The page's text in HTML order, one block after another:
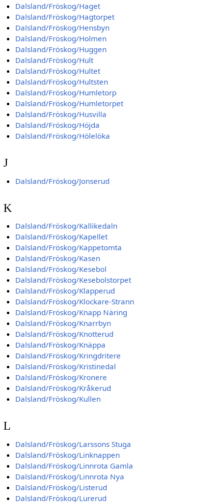
Dalsland/Fröskog/Haget
Dalsland/Fröskog/Hagtorpet
Dalsland/Fröskog/Hensbyn
Dalsland/Fröskog/Holmen
Dalsland/Fröskog/Huggen
Dalsland/Fröskog/Hult
Dalsland/Fröskog/Hultet
Dalsland/Fröskog/Hultsten
Dalsland/Fröskog/Humletorp
Dalsland/Fröskog/Humletorpet
Dalsland/Fröskog/Husvilla
Dalsland/Fröskog/Höjda
Dalsland/Fröskog/Hölelöka
J
Dalsland/Fröskog/Jonserud
K
Dalsland/Fröskog/Kallikedaln
Dalsland/Fröskog/Kapellet
Dalsland/Fröskog/Kappetomta
Dalsland/Fröskog/Kasen
Dalsland/Fröskog/Kesebol
Dalsland/Fröskog/Kesebolstorpet
Dalsland/Fröskog/Klapperud
Dalsland/Fröskog/Klockare-Strann
Dalsland/Fröskog/Knapp Näring
Dalsland/Fröskog/Knarrbyn
Dalsland/Fröskog/Knotterud
Dalsland/Fröskog/Knäppa
Dalsland/Fröskog/Kringdritere
Dalsland/Fröskog/Kristinedal
Dalsland/Fröskog/Kronere
Dalsland/Fröskog/Kråkerud
Dalsland/Fröskog/Kullen
L
Dalsland/Fröskog/Larssons Stuga
Dalsland/Fröskog/Linknappen
Dalsland/Fröskog/Linnrota Gamla
Dalsland/Fröskog/Linnrota Nya
Dalsland/Fröskog/Listerud
Dalsland/Fröskog/Lurerud